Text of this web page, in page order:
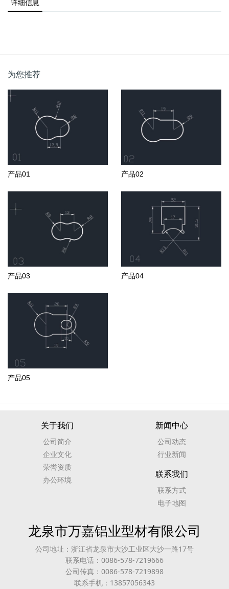
详细信息
为您推荐
产品01 产品02
产品03 产品04
产品05
关于我们
公司简介
企业文化
荣誉资质
办公环境
新闻中心
公司动态
行业新闻
联系我们
联系方式
电子地图
龙泉市万嘉铝业型材有限公司
公司地址：浙江省龙泉市大沙工业区大沙一路17号
联系电话：0086-578-7219666
公司传真：0086-578-7219898
联系手机：13857056343